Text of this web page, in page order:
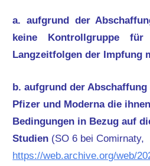
a. aufgrund der
keine Kontrollgruppe
Langzeitfolgen der Impfung
b. aufgrund der
Pfizer und Moderna die
Bedingungen in Bezug auf
Studien (SO 6 bei Comirnaty,
https://web.archive.org/web/